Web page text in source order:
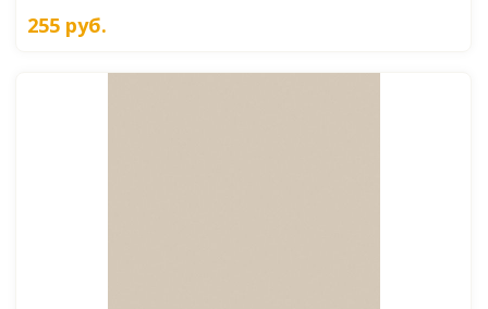
255 руб.